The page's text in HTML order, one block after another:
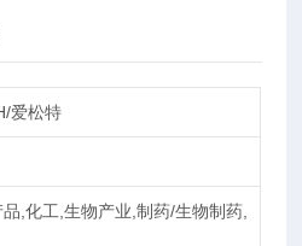
爱松特
,化工,生物产业,制药/生物制药,